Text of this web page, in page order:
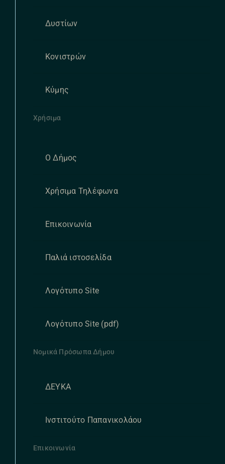
Δυστίων
Κονιστρών
Κύμης
Χρήσιμα
Ο Δήμος
Χρήσιμα Τηλέφωνα
Επικοινωνία
Παλιά ιστοσελίδα
Λογότυπο Site
Λογότυπο Site (pdf)
Νομικά Πρόσωπα Δήμου
ΔΕΥΚΑ
Ινστιτούτο Παπανικολάου
Επικοινωνία